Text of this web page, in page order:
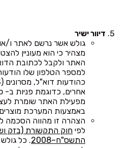
דיוור ישיר
גולש אשר נרשם לאתר ו/
מצהיר כי הוא מעוניין
האתר ולקבל לכתובת
למספר הטלפון שלו
מפעילת האתר שומרת
באמצעות המערכת מוצרים
הצהרה זו מהווה הסכמה
לפי
התשס"ח–2008
. כל